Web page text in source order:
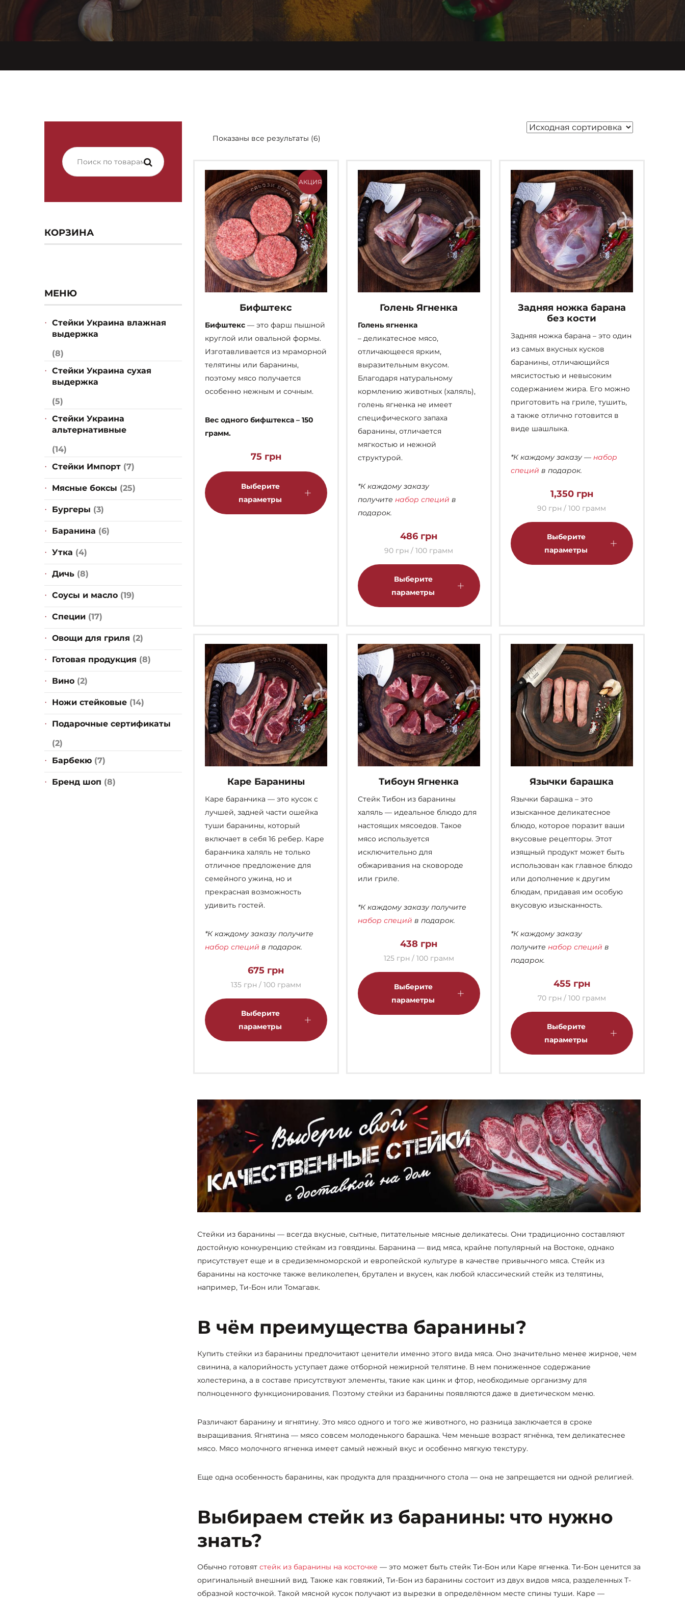
Показаны все результаты (6)
АКЦИЯ
Бифштекс
Бифштекс — это фарш пышной
круглой или овальной формы.
Изготавливается из мраморной
телятины или баранины,
поэтому мясо получается
особенно нежным и сочным.
Вес одного бифштекса – 150
грамм.
75 грн
Выберите
параметры
имеет
несколько
странице
Голень Ягненка
Голень ягненка
– деликатесное мясо,
отличающееся ярким,
выразительным вкусом.
Благодаря натуральному
кормлению животных (халяль),
голень ягненка не имеет
специфического запаха
баранины, отличается
мягкостью и нежной
структурой.
*К каждому заказу
получите набор специй в
подарок.
486 грн
90 грн / 100 грамм
Выберите
параметры
имеет
можно
странице
товара.
Задняя ножка барана
без кости
Задняя ножка барана – это один
из самых вкусных кусков
баранины, отличающийся
мясистостью и невысоким
содержанием жира. Его можно
приготовить на гриле, тушить,
а также отлично готовится в
виде шашлыка.
*К каждому заказу — набор
специй в подарок.
1,350 грн
90 грн / 100 грамм
Выберите
параметры
имеет
Каре Баранины
Каре баранчика — это кусок с
лучшей, задней части ошейка
туши баранины, который
включает в себя 16 ребер. Каре
баранчика халяль не только
отличное предложение для
семейного ужина, но и
прекрасная возможность
удивить гостей.
*К каждому заказу получите
набор специй в подарок.
675 грн
135 грн / 100 грамм
Выберите
параметры
имеет
товара.
Тибоун Ягненка
Стейк Тибон из баранины
халяль — идеальное блюдо для
настоящих мясоедов. Такое
мясо используется
исключительно для
обжаривания на сковороде
или гриле.
*К каждому заказу получите
набор специй в подарок.
438 грн
125 грн / 100 грамм
Выберите
параметры
имеет
вариаций.
товара.
Язычки барашка
Язычки барашка – это
изысканное деликатесное
блюдо, которое поразит ваши
вкусовые рецепторы. Этот
изящный продукт может быть
использован как главное блюдо
или дополнение к другим
блюдам, придавая им особую
вкусовую изысканность.
*К каждому заказу
получите набор специй в
подарок.
455 грн
70 грн / 100 грамм
Выберите
параметры
имеет
выбрать
на
Стейки из баранины — всегда вкусные, сытные, питательные мясные деликатесы. Они традиционно составляют
достойную конкуренцию стейкам из говядины. Баранина — вид мяса, крайне популярный на Востоке, однако
присутствует еще и в средиземноморской и европейской культуре в качестве привычного мяса. Стейк из
баранины на косточке также великолепен, брутален и вкусен, как любой классический стейк из телятины,
например, Ти-Бон или Томагавк.
В чём преимущества баранины?
Купить стейки из баранины предпочитают ценители именно этого вида мяса. Оно значительно менее жирное, чем
свинина, а калорийность уступает даже отборной нежирной телятине. В нем пониженное содержание
холестерина, а в составе присутствуют элементы, такие как цинк и фтор, необходимые организму для
полноценного функционирования. Поэтому стейки из баранины появляются даже в диетическом меню.
Различают баранину и ягнятину. Это мясо одного и того же животного, но разница заключается в сроке
выращивания. Ягнятина — мясо совсем молоденького барашка. Чем меньше возраст ягнёнка, тем деликатеснее
мясо. Мясо молочного ягненка имеет самый нежный вкус и особенно мягкую текстуру.
Еще одна особенность баранины, как продукта для праздничного стола — она не запрещается ни одной религией.
Выбираем стейк из баранины: что нужно
знать?
Обычно готовят стейк из баранины на косточке — это может быть стейк Ти-Бон или Каре ягненка. Ти-Бон ценится за
оригинальный внешний вид. Также как говяжий, Ти-Бон из баранины состоит из двух видов мяса, разделенных Т-
образной косточкой. Такой мясной кусок получают из вырезки в определённом месте спины туши. Каре —
Искать:
КОРЗИНА
МЕНЮ
Стейки Украина влажная
выдержка
(8)
Стейки Украина сухая
выдержка
(5)
Стейки Украина
альтернативные
(14)
Стейки Импорт (7)
Мясные боксы (25)
Бургеры (3)
Баранина (6)
Утка (4)
Дичь (8)
Соусы и масло (19)
Специи (17)
Овощи для гриля (2)
Готовая продукция (8)
Вино (2)
Ножи стейковые (14)
Подарочные сертификаты
(2)
Барбекю (7)
Бренд шоп (8)